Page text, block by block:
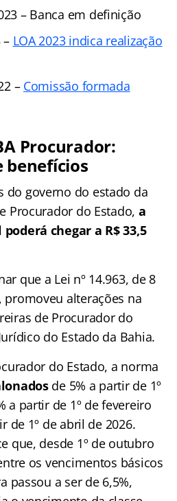
– Banca em definição
– LOA 2023 indica realização
– Comissão formada
Procurador:
benefícios
do governo do estado da
Procurador do Estado, a
chegar a R$ 33,5
que a Lei nº 14.963, de 8
promoveu alterações na
de Procurador do
do Estado da Bahia.
do Estado, a norma
de 5% a partir de 1º
a partir de 1º de fevereiro
de 1º de abril de 2026.
que, desde 1º de outubro
os vencimentos básicos
passou a ser de 6,5%,